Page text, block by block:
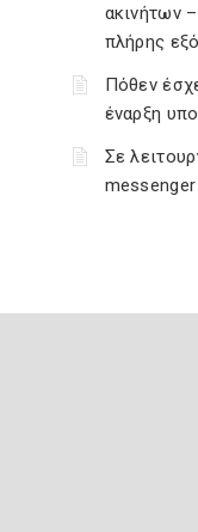
ακινήτων
πλήρης
Πόθεν
έναρξη
Σε
messenger